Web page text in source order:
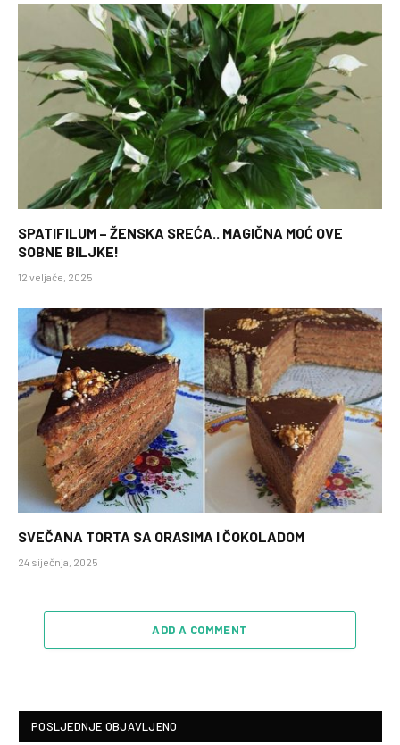
SPATIFILUM – ŽENSKA SREĆA.. MAGIČNA MOĆ OVE
SOBNE BILJKE!
12 veljače, 2025
SVEČANA TORTA SA ORASIMA I ČOKOLADOM
24 siječnja, 2025
ADD A COMMENT
POSLJEDNJE OBJAVLJENO